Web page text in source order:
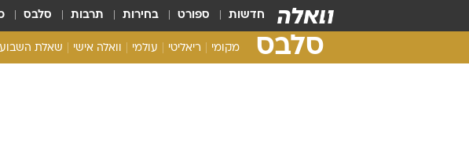
חדשות ספורט בחירות תרבות סלבס
סלבס מקומי ריאליטי עולמי וואלה אישי שאלת השבוע